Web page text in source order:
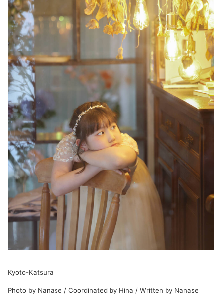
Kyoto-Katsura
Photo by Nanase / Coordinated by Hina / Written by Nanase